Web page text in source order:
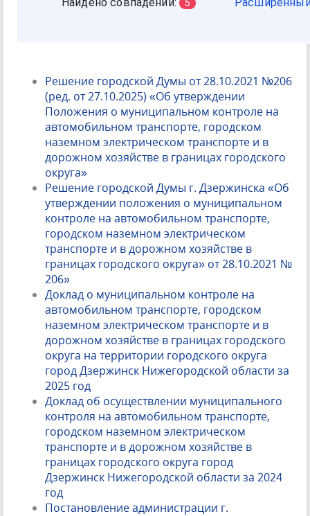
Решение городской Думы от 28.10.2021 №206
(ред. от 27.10.2025) «Об утверждении
Положения о муниципальном контроле на
автомобильном транспорте, городском
наземном электрическом транспорте и в
дорожном хозяйстве в границах городского
округа»
Решение городской Думы г. Дзержинска «Об
утверждении положения о муниципальном
контроле на автомобильном транспорте,
городском наземном электрическом
транспорте и в дорожном хозяйстве в
границах городского округа» от 28.10.2021 №
206»
Доклад о муниципальном контроле на
автомобильном транспорте, городском
наземном электрическом транспорте и в
дорожном хозяйстве в границах городского
округа на территории городского округа
город Дзержинск Нижегородской области за
2025 год
Доклад об осуществлении муниципального
контроля на автомобильном транспорте,
городском наземном электрическом
транспорте и в дорожном хозяйстве в
границах городского округа город
Дзержинск Нижегородской области за 2024
год
Постановление администрации г.